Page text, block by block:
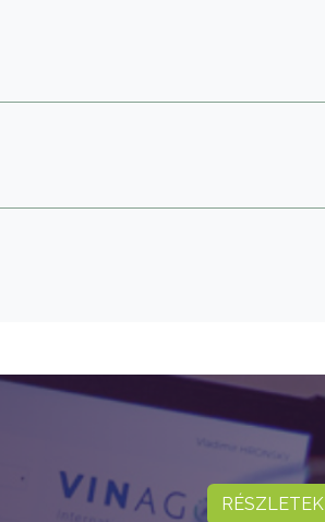
RÉSZLETEK